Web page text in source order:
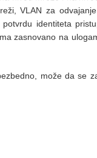
VLAN za
identiteta
zasnovano na
može da se